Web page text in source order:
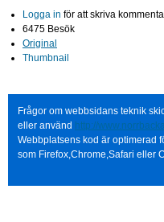
Logga in för att skriva
6475 Besök
Original
Thumbnail
Frågor om webbsidans teknik
eller använd http://
Webbplatsens kod är optimerad
som Firefox,Chrome,Safari eller